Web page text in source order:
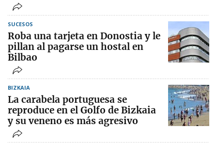
SUCESOS
Roba una tarjeta en Donostia y le
pillan al pagarse un hostal en
Bilbao
BIZKAIA
La carabela portuguesa se
reproduce en el Golfo de Bizkaia
y su veneno es más agresivo